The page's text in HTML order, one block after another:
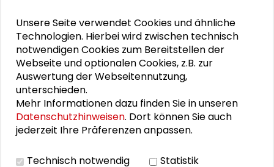
Personen im Kontext
Ulrike Zeigermann
Anselm Hager
Unsere Seite verwendet Cookies und ähnliche
Technologien. Hierbei wird zwischen technisch
notwendigen Cookies zum Bereitstellen der
Webseite und optionalen Cookies, z.B. zur
Auswertung der Webseitennutzung,
unterschieden.
Mehr Informationen dazu finden Sie in unseren
Datenschutzhinweisen. Dort können Sie auch
jederzeit Ihre Präferenzen anpassen.
Technisch notwendig Statistik